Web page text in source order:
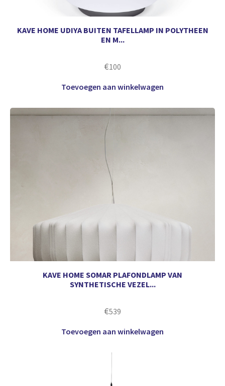
KAVE HOME UDIYA BUITEN TAFELLAMP IN POLYTHEEN
EN M...
€100
Toevoegen aan winkelwagen
KAVE HOME SOMAR PLAFONDLAMP VAN
SYNTHETISCHE VEZEL...
€539
Toevoegen aan winkelwagen